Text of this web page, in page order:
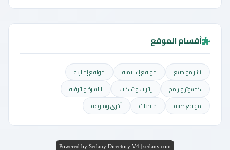
أقسام الموقع
نشر مواضيع مواقع إسلامية
مواقع إخباريه
كمبيوتر وبرامج
إنترنت وشبكات
الأسرة والترفيه
مواقع طبيه
منتديات أخرى ومنوعه
Powered by Sedany Directory V4 | sedany.com